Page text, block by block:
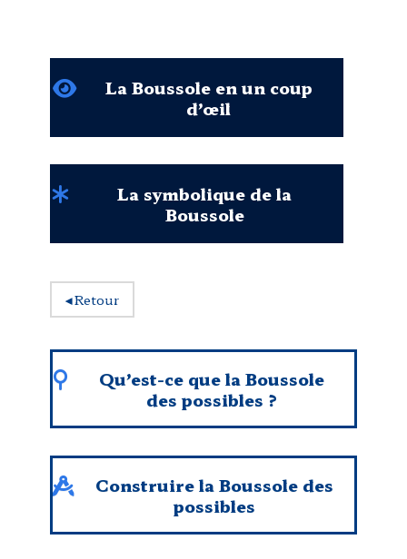
La Boussole en un coup
d’œil
La symbolique de la
Boussole
◂Retour
Qu’est-ce que la Boussole
des possibles ?
Construire la Boussole des
possibles